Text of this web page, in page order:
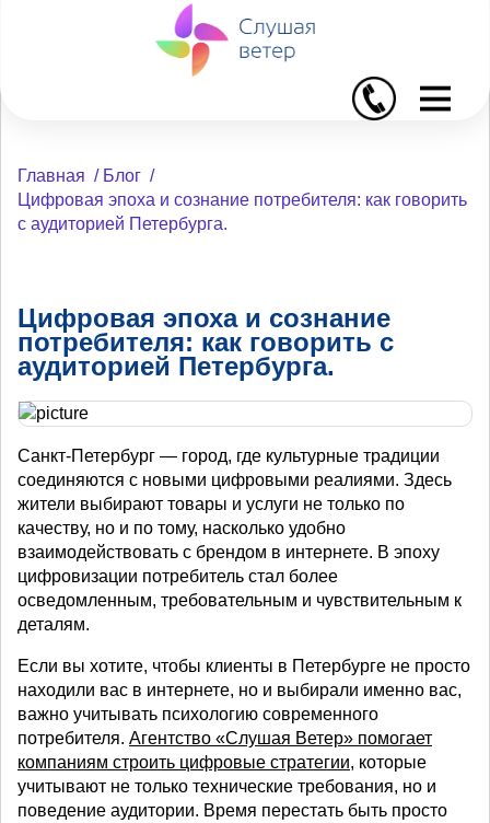
I
Главная / Блог /
Цифровая эпоха и сознание потребителя: как говорить
с аудиторией Петербурга.
Цифровая эпоха и сознание
потребителя: как говорить с
аудиторией Петербурга.
Санкт-Петербург — город, где культурные традиции
соединяются с новыми цифровыми реалиями. Здесь
жители выбирают товары и услуги не только по
качеству, но и по тому, насколько удобно
взаимодействовать с брендом в интернете. В эпоху
цифровизации потребитель стал более
осведомленным, требовательным и чувствительным к
деталям.
Если вы хотите, чтобы клиенты в Петербурге не просто
находили вас в интернете, но и выбирали именно вас,
важно учитывать психологию современного
потребителя. Агентство «Слушая Ветер» помогает
компаниям строить цифровые стратегии, которые
учитывают не только технические требования, но и
поведение аудитории. Время перестать быть просто